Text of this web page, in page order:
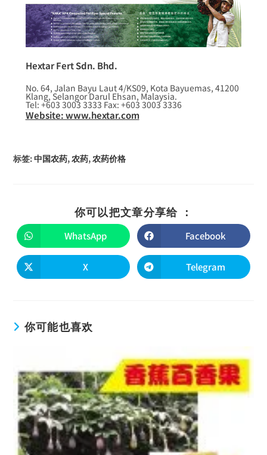
Hextar Fert Sdn. Bhd.
No. 64, Jalan Bayu Laut 4/KS09, Kota Bayuemas, 41200
Klang, Selangor Darul Ehsan, Malaysia.
Tel: +603 3003 3333 Fax: +603 3003 3336
Website: www.hextar.com
标签:中国农药,农药,农药价格
你可以把文章分享给 ：
WhatsApp Facebook
X Telegram
你可能也喜欢